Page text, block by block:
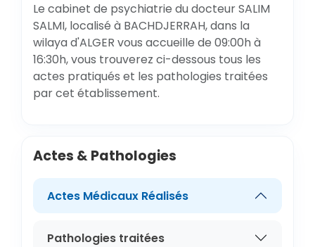
Le cabinet de psychiatrie du docteur SALIM
SALMI, localisé à BACHDJERRAH, dans la
wilaya d'ALGER vous accueille de 09:00h à
16:30h, vous trouverez ci-dessous tous les
actes pratiqués et les pathologies traitées
par cet établissement.
Actes & Pathologies
Actes Médicaux Réalisés
Pathologies traitées